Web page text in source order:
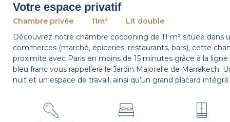
Votre espace privatif
Chambre privée 11m²
Lit double
Découvrez notre chambre cocooning de 11 m² située
commerces (marché, épiceries, restaurants, bars), cette
proximité avec Paris en moins de 15 minutes grâce à la
bleu franc vous rappellera le Jardin Majorelle de
nuit et un espace de travail, ainsi qu’un grand placard